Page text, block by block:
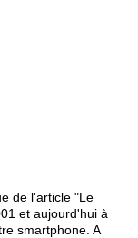
de l'article "Le
et aujourd'hui à
smartphone. A